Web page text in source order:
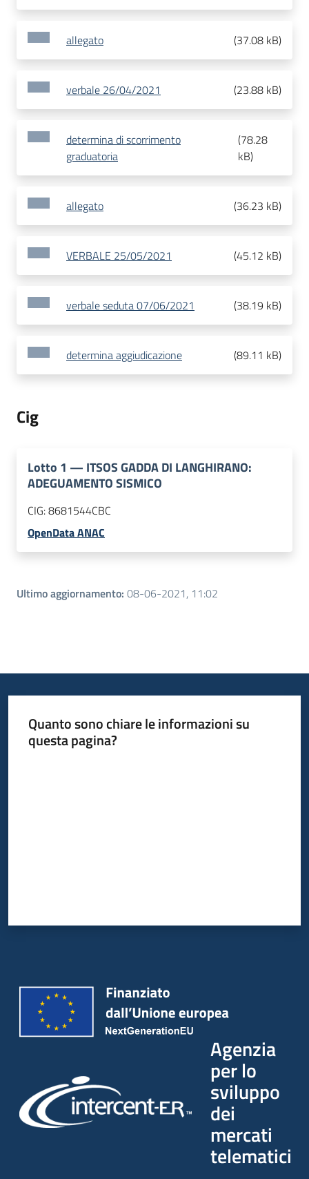
allegato (37.08 kB)
verbale 26/04/2021 (23.88 kB)
determina di scorrimento
graduatoria
(78.28
kB)
allegato (36.23 kB)
VERBALE 25/05/2021 (45.12 kB)
verbale seduta 07/06/2021 (38.19 kB)
determina aggiudicazione (89.11 kB)
Cig
Lotto 1 — ITSOS GADDA DI LANGHIRANO:
ADEGUAMENTO SISMICO
CIG:8681544CBC
OpenData ANAC
Ultimo aggiornamento: 08-06-2021, 11:02
Quanto sono chiare le informazioni su
questa pagina?
Agenzia
per lo
sviluppo
dei
mercati
telematici